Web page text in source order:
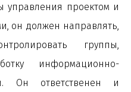
управления проектом и
он должен направлять,
группы,
информационно-
Он ответственен и